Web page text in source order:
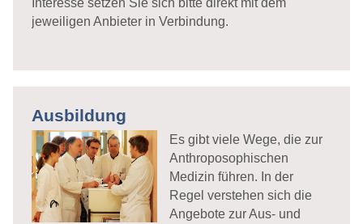
jeweiligen Anbieter in Verbindung.
Ausbildung
Es gibt viele Wege, die zur
Anthroposophischen
Medizin führen. In der
Regel verstehen sich die
Angebote zur Aus- und